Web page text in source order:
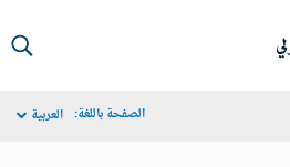
الصفحة باللغة: العربية